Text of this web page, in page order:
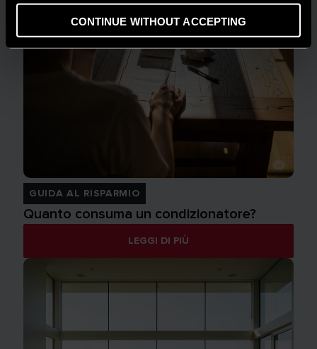
CONTINUE WITHOUT ACCEPTING
GUIDA AL RISPARMIO
Quanto consuma un condizionatore?
LEGGI DI PIÙ